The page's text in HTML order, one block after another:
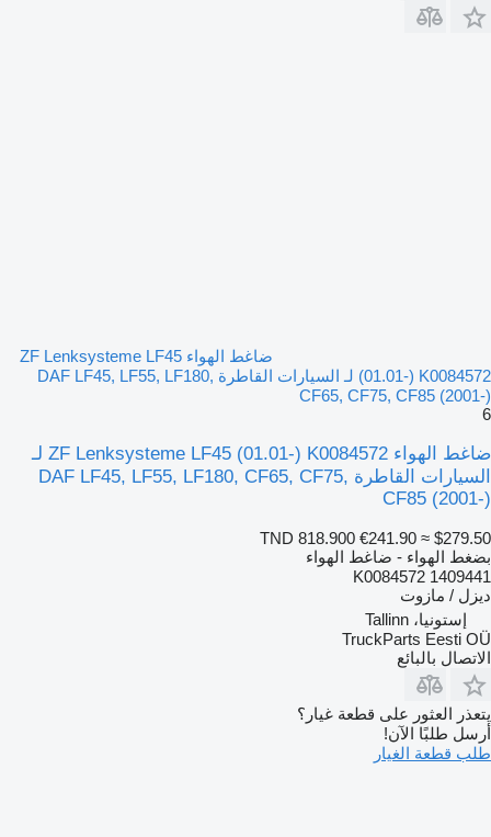
ضاغط الهواء ZF Lenksysteme LF45
(01.01-) K0084572 لـ السيارات القاطرة DAF LF45, LF55, LF180,
CF65, CF75, CF85 (2001-)
6
ضاغط الهواء ZF Lenksysteme LF45 (01.01-) K0084572 لـ
السيارات القاطرة DAF LF45, LF55, LF180, CF65, CF75,
CF85 (2001-)
TND 818.900 €241.90 ≈ $279.50
بضغط الهواء - ضاغط الهواء
K0084572 1409441
ديزل / مازوت
إستونيا، Tallinn
TruckParts Eesti OÜ
الاتصال بالبائع
يتعذر العثور على قطعة غيار؟
أرسل طلبًا الآن!
طلب قطعة الغيار